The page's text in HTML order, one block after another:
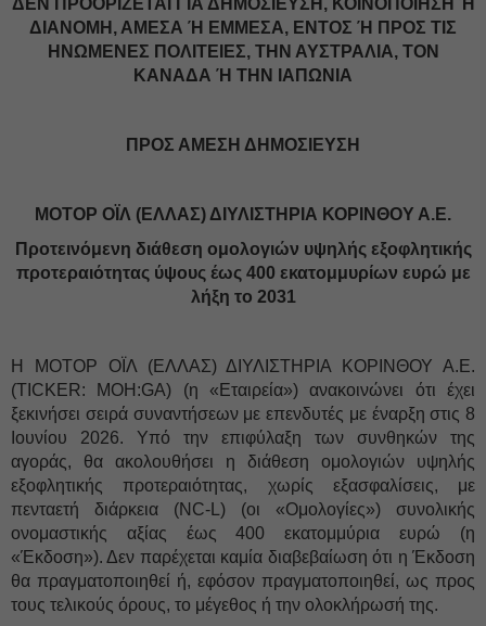
ΔΕΝ ΠΡΟΟΡΙΖΕΤΑΙ ΓΙΑ ΔΗΜΟΣΙΕΥΣΗ, ΚΟΙΝΟΠΟΙΗΣΗ Ή
ΔΙΑΝΟΜΗ, ΑΜΕΣΑ Ή ΕΜΜΕΣΑ, ΕΝΤΟΣ Ή ΠΡΟΣ ΤΙΣ
ΗΝΩΜΕΝΕΣ ΠΟΛΙΤΕΙΕΣ, ΤΗΝ ΑΥΣΤΡΑΛΙΑ, ΤΟΝ
ΚΑΝΑΔΑ Ή ΤΗΝ ΙΑΠΩΝΙΑ
ΠΡΟΣ ΑΜΕΣΗ ΔΗΜΟΣΙΕΥΣΗ
ΜΟΤΟΡ ΟΪΛ (ΕΛΛΑΣ) ΔΙΥΛΙΣΤΗΡΙΑ ΚΟΡΙΝΘΟΥ Α.Ε.
Προτεινόμενη διάθεση ομολογιών υψηλής εξοφλητικής
προτεραιότητας ύψους έως 400 εκατομμυρίων ευρώ με
λήξη το 2031
Η ΜΟΤΟΡ ΟΪΛ (ΕΛΛΑΣ) ΔΙΥΛΙΣΤΗΡΙΑ ΚΟΡΙΝΘΟΥ Α.Ε.
(TICKER: MOH:GA) (η «Εταιρεία») ανακοινώνει ότι έχει
ξεκινήσει σειρά συναντήσεων με επενδυτές με έναρξη στις 8
Ιουνίου 2026. Υπό την επιφύλαξη των συνθηκών της
αγοράς, θα ακολουθήσει η διάθεση ομολογιών υψηλής
εξοφλητικής προτεραιότητας, χωρίς εξασφαλίσεις, με
πενταετή διάρκεια (NC-L) (οι «Ομολογίες») συνολικής
ονομαστικής αξίας έως 400 εκατομμύρια ευρώ (η
«Έκδοση»). Δεν παρέχεται καμία διαβεβαίωση ότι η Έκδοση
θα πραγματοποιηθεί ή, εφόσον πραγματοποιηθεί, ως προς
τους τελικούς όρους, το μέγεθος ή την ολοκλήρωσή της.